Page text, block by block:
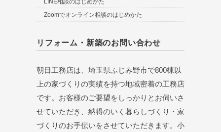
LINE相談のはじめかた
Zoomでオンライン相談のはじめかた
リフォーム・新築のお問い合わせ
朝日工務店は、埼玉県ふじみ野市で800棟以
上の家づくりの実績を持つ地域密着の工務店
です。お客様のご要望をしっかりとお伺いさ
せていただき、納得のいく暮らしづくり・家
づくりのお手伝いをさせていただきます。小